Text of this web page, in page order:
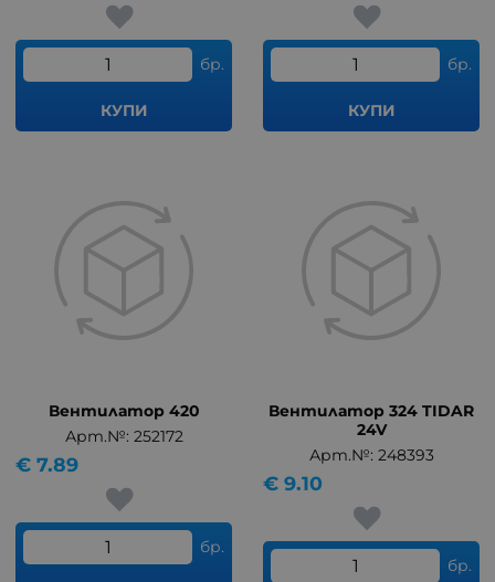
бр.
КУПИ
бр.
КУПИ
Вентилатор 420
Арт.№: 252172
7.89
€
бр.
Вентилатор 324 TIDAR
24V
Арт.№: 248393
9.10
€
бр.